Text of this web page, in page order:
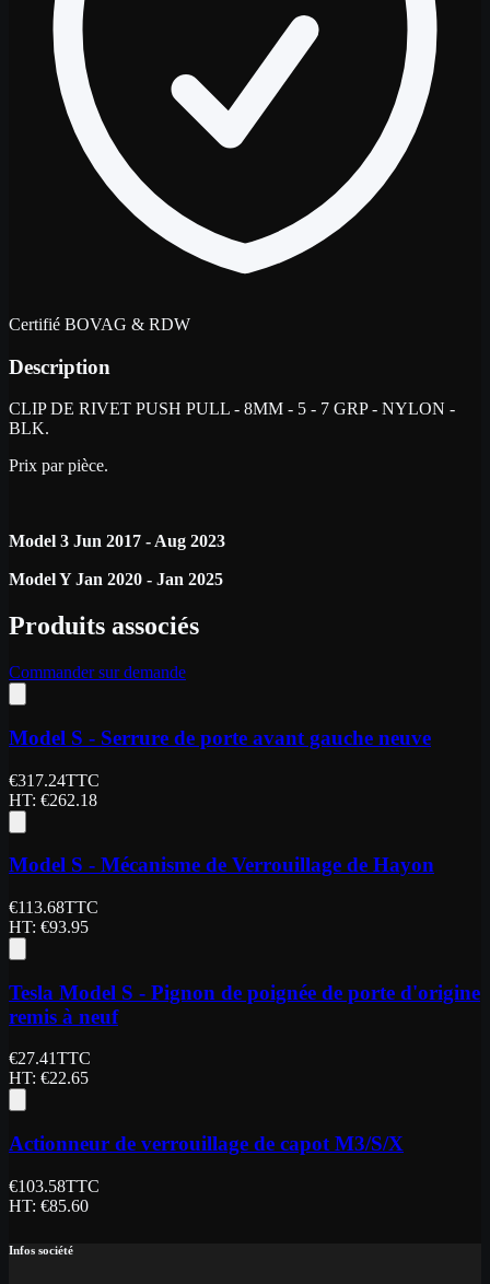
Certifié BOVAG & RDW
Description
CLIP DE RIVET PUSH PULL - 8MM - 5 - 7 GRP - NYLON -
BLK.
Prix par pièce.
Model 3 Jun 2017 - Aug 2023
Model Y Jan 2020 - Jan 2025
Produits associés
Commander sur demande
Model S - Serrure de porte avant gauche neuve
€317.24TTC
HT: €262.18
Model S - Mécanisme de Verrouillage de Hayon
€113.68TTC
HT: €93.95
Tesla Model S - Pignon de poignée de porte d'origine
remis à neuf
€27.41TTC
HT: €22.65
Actionneur de verrouillage de capot M3/S/X
€103.58TTC
HT: €85.60
Infos société